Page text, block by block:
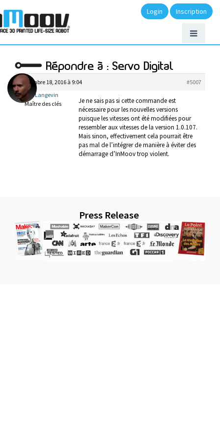
Login Inscription
Répondre à : Servo Digital
septembre 18, 2016 à 9:04
#5007
Gael Langevin
Maître des clés
Je ne sais pas si cette commande est
nécessaire pour les nouvelles versions
puisque les vitesses ont été modifiées pour
ressembler aux vitesses de la version 1.0.107.
Mais sinon, effectivement cela pourrait être
pas mal de l’intégrer de manière à éviter des
démarrage d’InMoov trop violent.
Press Release